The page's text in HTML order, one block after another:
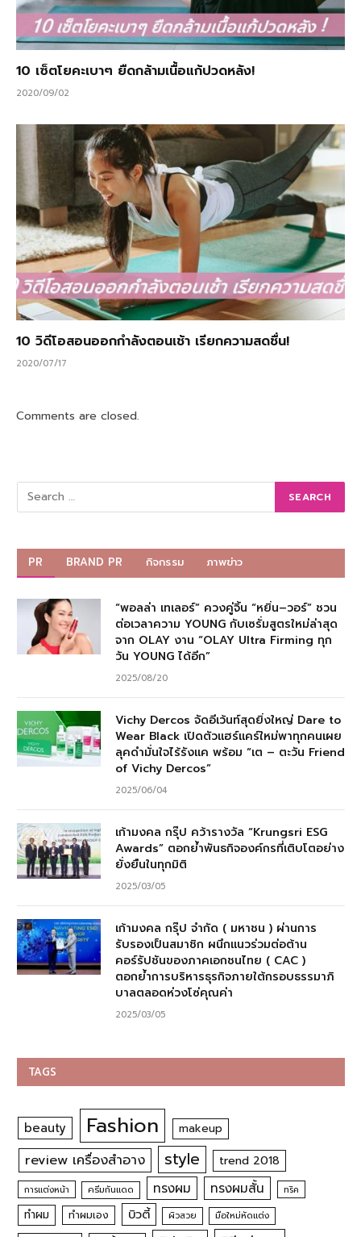
10 เซ็ตโยคะเบาๆ ยืดกล้ามเนื้อแก้ปวดหลัง!
2020/09/02
10 วิดีโอสอนออกกำลังตอนเช้า เรียกความสดชื่น!
2020/07/17
Comments are closed.
PR BRAND PR กิจกรรม ภาพข่าว
“พอลล่า เทเลอร์” ควงคู่จิ้น “หยิ่น–วอร์” ชวน
ต่อเวลาความ YOUNG กับเซรั่มสูตรใหม่ล่าสุด
จาก OLAY งาน “OLAY Ultra Firming ทุก
วัน YOUNG ได้อีก”
2025/08/20
Vichy Dercos จัดอีเว้นท์สุดยิ่งใหญ่ Dare to
Wear Black เปิดตัวแฮร์แคร์ใหม่พาทุกคนเผย
ลุคดำมั่นใจไร้รังแค พร้อม “เต – ตะวัน Friend
of Vichy Dercos”
2025/06/04
เก้ามงคล กรุ๊ป คว้ารางวัล “Krungsri ESG
Awards” ตอกย้ำพันธกิจองค์กรที่เติบโตอย่าง
ยั่งยืนในทุกมิติ
2025/03/05
เก้ามงคล กรุ๊ป จำกัด ( มหาชน ) ผ่านการ
รับรองเป็นสมาชิก ผนึกแนวร่วมต่อต้าน
คอร์รัปชันของภาคเอกชนไทย ( CAC )
ตอกย้ำการบริหารธุรกิจภายใต้กรอบธรรมาภิ
บาลตลอดห่วงโซ่คุณค่า
2025/03/05
TAGS
beauty Fashion makeup
review เครื่องสำอาง style trend 2018
การแต่งหน้า ครีมกันแดด ทรงผม ทรงผมสั้น ทริค
ทำผม ทำผมเอง บิวตี้ ผิวสวย มือใหม่หัดแต่ง